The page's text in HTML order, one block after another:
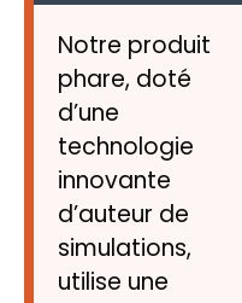
Notre produit
phare, doté
d’une
technologie
innovante
d’auteur de
simulations,
utilise une